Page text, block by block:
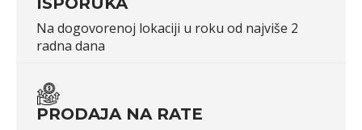
Na dogovorenoj lokaciji u roku od najviše 2
radna dana
PRODAJA NA RATE